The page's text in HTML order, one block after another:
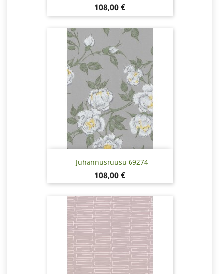
Pris
108,00 €
Juhannusruusu 69274
Pris
108,00 €